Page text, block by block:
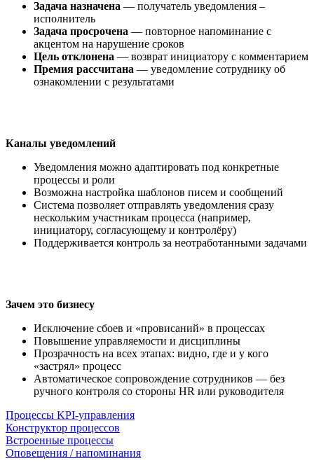
Задача назначена — получатель уведомления –
исполнитель
Задача просрочена — повторное напоминание с
акцентом на нарушение сроков
Цель отклонена — возврат инициатору с комментарием
Премия рассчитана — уведомление сотруднику об
ознакомлении с результатами
Каналы уведомлений
Уведомления можно адаптировать под конкретные
процессы и роли
Возможна настройка шаблонов писем и сообщений
Система позволяет отправлять уведомления сразу
нескольким участникам процесса (например,
инициатору, согласующему и контролёру)
Поддерживается контроль за неотработанными задачами
Зачем это бизнесу
Исключение сбоев и «провисаний» в процессах
Повышение управляемости и дисциплины
Прозрачность на всех этапах: видно, где и у кого
«застрял» процесс
Автоматическое сопровождение сотрудников — без
ручного контроля со стороны HR или руководителя
Процессы KPI-управления
Конструктор процессов
Встроенные процессы
Оповещения / напоминания